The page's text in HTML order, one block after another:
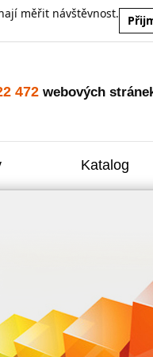
měřit návštěvnost.
472 webových
Katalog